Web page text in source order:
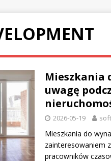
Mieszkania
uwagę
2026-05-19
Mieszkania do
zainteresowaniem
pracowników